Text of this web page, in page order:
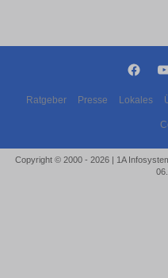
Ratgeber Presse Lokales
Copyright © 2000 - 2026 | 1A